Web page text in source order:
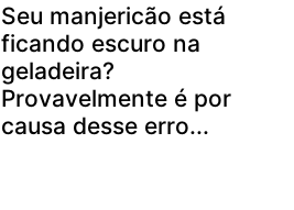
Seu manjericão está
ficando escuro na
geladeira?
Provavelmente é por
causa desse erro...